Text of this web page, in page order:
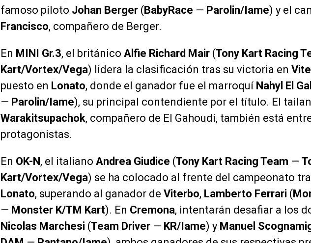
famoso piloto Johan Berger (BabyRace — Parolin/Iame) y el
Francisco, compañero de Berger.
En MINI Gr.3, el británico Alfie Richard Mair (Tony Kart Racing
Kart/Vortex/Vega) lidera la clasificación tras su victoria en
puesto en Lonato, donde el ganador fue el marroquí Nahyl El
— Parolin/Iame), su principal contendiente por el título. El
Warakitsupachok, compañero de El Gahoudi, también está
protagonistas.
En OK-N, el italiano Andrea Giudice (Tony Kart Racing Team —
Kart/Vortex/Vega) se ha colocado al frente del campeonato
Lonato, superando al ganador de Viterbo, Lamberto Ferrari (
— Monster K/TM Kart). En Cremona, intentarán desafiar a los
Nicolas Marchesi (Team Driver — KR/Iame) y Manuel